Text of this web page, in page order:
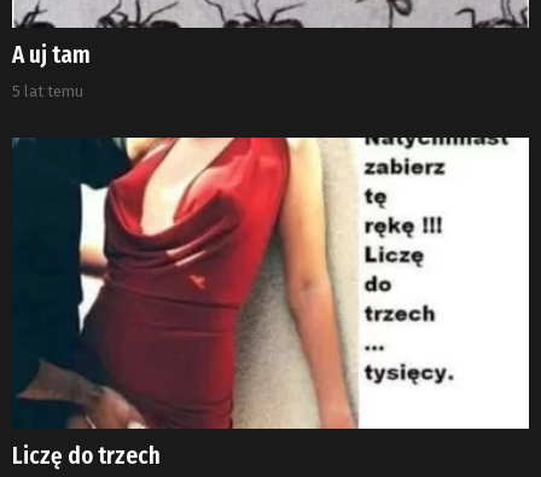
A uj tam
5 lat temu
Liczę do trzech